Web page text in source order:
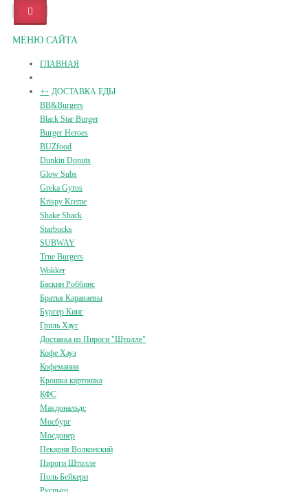
МЕНЮ САЙТА
ГЛАВНАЯ
+- ДОСТАВКА ЕДЫ
BB&Burgers
Black Star Burger
Burger Heroes
BUZfood
Dunkin Donuts
Glow Subs
Greka Gyros
Krispy Kreme
Shake Shack
Starbucks
SUBWAY
True Burgers
Wokker
Баскин Роббинс
Братья Караваевы
Бургер Кинг
Гриль Хаус
Доставка из Пироги "Штолле"
Кофе Хауз
Кофемания
Крошка картошка
КФС
Макдональдс
Мосбург
Мосдонер
Пекарня Волконский
Пироги Штолле
Поль Бейкери